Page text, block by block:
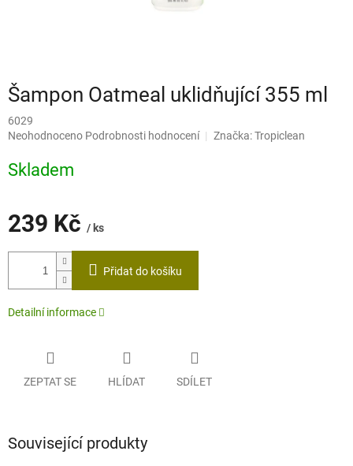
Šampon Oatmeal uklidňující 355 ml
6029
Průměrné
produktu
je
5
Neohodnoceno Podrobnosti hodnocení Značka:Tropiclean
Skladem
239 Kč / ks
Měrná
Přidat do košíku
Detailní informace
ZEPTAT SE HLÍDAT SDÍLET
Související produkty